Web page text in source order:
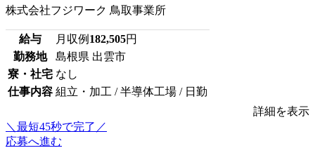
株式会社フジワーク 鳥取事業所
給与 月収例 182,505円
勤務地
島根県 出雲市
寮・社宅 なし
仕事内容 組立・加工 / 半導体工場 / 日勤
詳細を表示
＼最短45秒で完了／
応募へ進む